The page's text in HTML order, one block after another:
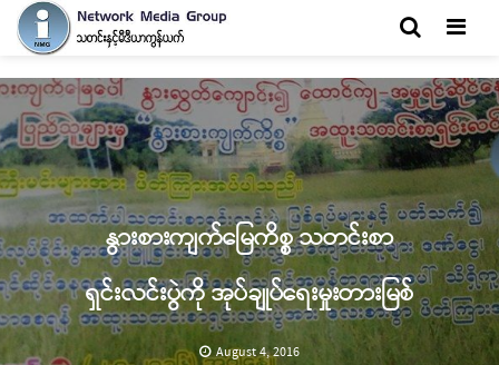
နွားစားကျက်မြေကိစ္စ သတင်းစာ
ရှင်းလင်းပွဲကို အုပ်ချုပ်ရေးမှုးတားမြစ်
August 4, 2016